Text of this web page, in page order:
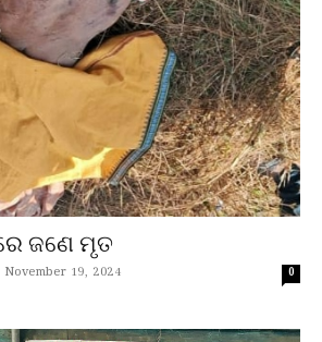
ଜଣେ ମୃତ
November 19, 2024 0